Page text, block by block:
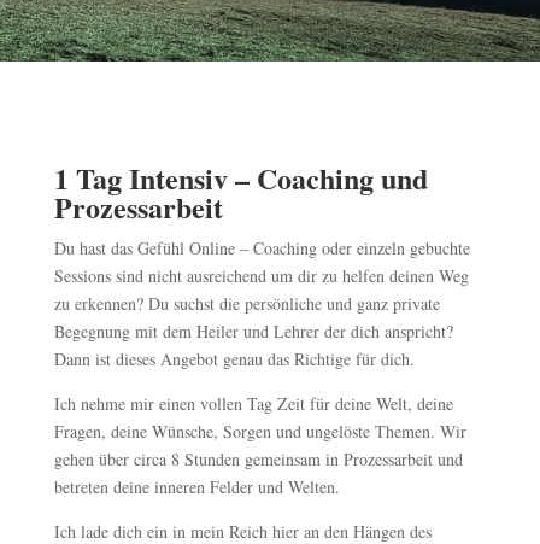
1 Tag Intensiv – Coaching und
Prozessarbeit
Du hast das Gefühl Online – Coaching oder einzeln gebuchte
Sessions sind nicht ausreichend um dir zu helfen deinen Weg
zu erkennen? Du suchst die persönliche und ganz private
Begegnung mit dem Heiler und Lehrer der dich anspricht?
Dann ist dieses Angebot genau das Richtige für dich.
Ich nehme mir einen vollen Tag Zeit für deine Welt, deine
Fragen, deine Wünsche, Sorgen und ungelöste Themen. Wir
gehen über circa 8 Stunden gemeinsam in Prozessarbeit und
betreten deine inneren Felder und Welten.
Ich lade dich ein in mein Reich hier an den Hängen des